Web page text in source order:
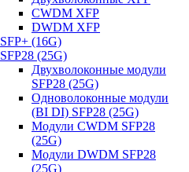
CWDM XFP
DWDM XFP
SFP+ (16G)
SFP28 (25G)
Двухволоконные модули
SFP28 (25G)
Одноволоконные модули
(BI DI) SFP28 (25G)
Модули CWDM SFP28
(25G)
Модули DWDM SFP28
(25G)